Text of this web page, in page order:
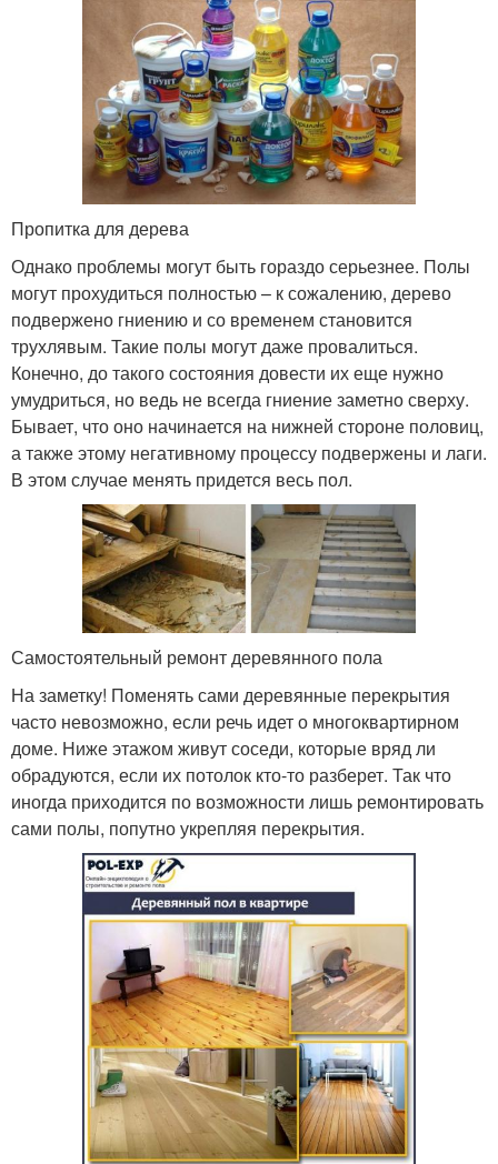
Пропитка для дерева
Однако проблемы могут быть гораздо серьезнее. Полы
могут прохудиться полностью – к сожалению, дерево
подвержено гниению и со временем становится
трухлявым. Такие полы могут даже провалиться.
Конечно, до такого состояния довести их еще нужно
умудриться, но ведь не всегда гниение заметно сверху.
Бывает, что оно начинается на нижней стороне половиц,
а также этому негативному процессу подвержены и лаги.
В этом случае менять придется весь пол.
Самостоятельный ремонт деревянного пола
На заметку! Поменять сами деревянные перекрытия
часто невозможно, если речь идет о многоквартирном
доме. Ниже этажом живут соседи, которые вряд ли
обрадуются, если их потолок кто-то разберет. Так что
иногда приходится по возможности лишь ремонтировать
сами полы, попутно укрепляя перекрытия.